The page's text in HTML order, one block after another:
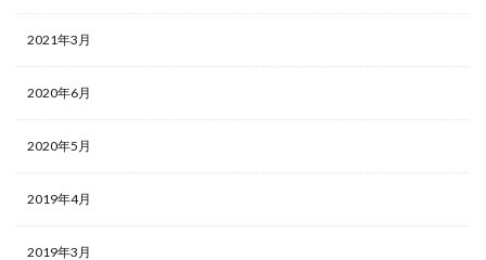
2021年3月
2020年6月
2020年5月
2019年4月
2019年3月